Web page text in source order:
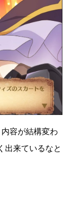
容が結構変わ
出来ているなと